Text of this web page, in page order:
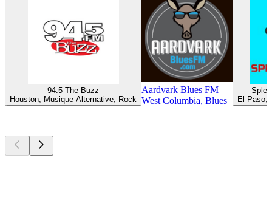
94.5 The Buzz
Houston, Musique Alternative, Rock
Aardvark Blues FM
West Columbia, Blues
El Paso,